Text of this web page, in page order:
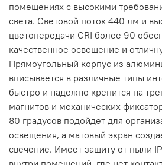
помещениях с высокими
света. Световой поток 440 лм и
цветопередачи CRI более 90
качественное освещение и
Прямоугольный корпус из
вписывается в различные типы
быстро и надежно крепится на
магнитов и механических
80 градусов подойдет для
освещения, а матовый экран
свечение. Имеет защиту от пыли